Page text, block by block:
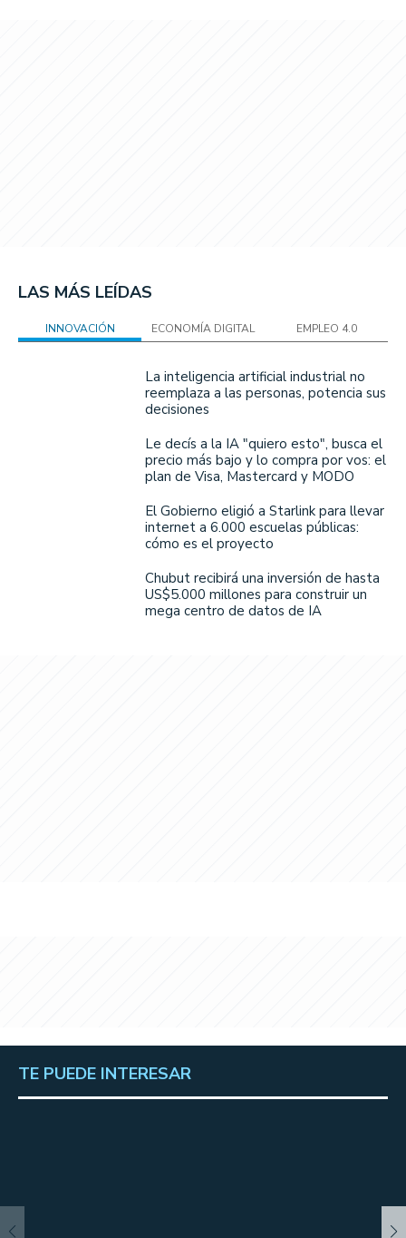
LAS MÁS LEÍDAS
INNOVACIÓN ECONOMÍA DIGITAL EMPLEO 4.0
La inteligencia artificial industrial no
reemplaza a las personas, potencia sus
decisiones
Le decís a la IA "quiero esto", busca el
precio más bajo y lo compra por vos: el
plan de Visa, Mastercard y MODO
El Gobierno eligió a Starlink para llevar
internet a 6.000 escuelas públicas:
cómo es el proyecto
Chubut recibirá una inversión de hasta
US$5.000 millones para construir un
mega centro de datos de IA
TE PUEDE INTERESAR